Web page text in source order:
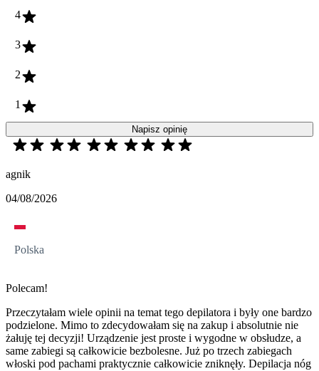
4
3
2
1
Napisz opinię
agnik
04/08/2026
Polska
Polecam!
Przeczytałam wiele opinii na temat tego depilatora i były one bardzo
podzielone. Mimo to zdecydowałam się na zakup i absolutnie nie
żałuję tej decyzji! Urządzenie jest proste i wygodne w obsłudze, a
same zabiegi są całkowicie bezbolesne. Już po trzech zabiegach
włoski pod pachami praktycznie całkowicie zniknęły. Depilacja nóg